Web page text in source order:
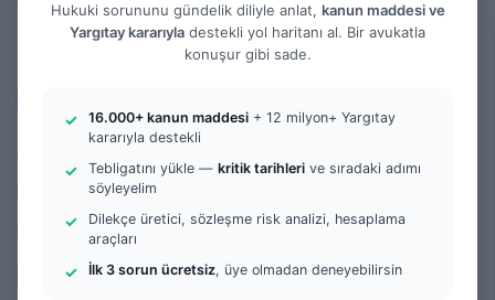
Hukuki sorununu gündelik diliyle anlat, kanun maddesi ve
Yargıtay kararıyla destekli yol haritanı al. Bir avukatla
konuşur gibi sade.
16.000+ kanun maddesi + 12 milyon+ Yargıtay
kararıyla destekli
Tebligatını yükle — kritik tarihleri ve sıradaki adımı
söyleyelim
Dilekçe üretici, sözleşme risk analizi, hesaplama
araçları
İlk 3 sorun ücretsiz, üye olmadan deneyebilirsin
Tüm Yazılar
Asgari Ücret Altında
Çalışma Nedeniyle Şikâyet
ve Dava Hakkı | 2025 Güncel
Rehber